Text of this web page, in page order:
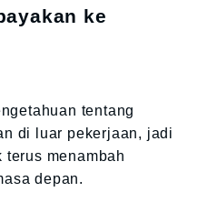
ke
tentang
di luar pekerjaan, jadi
menambah
depan.